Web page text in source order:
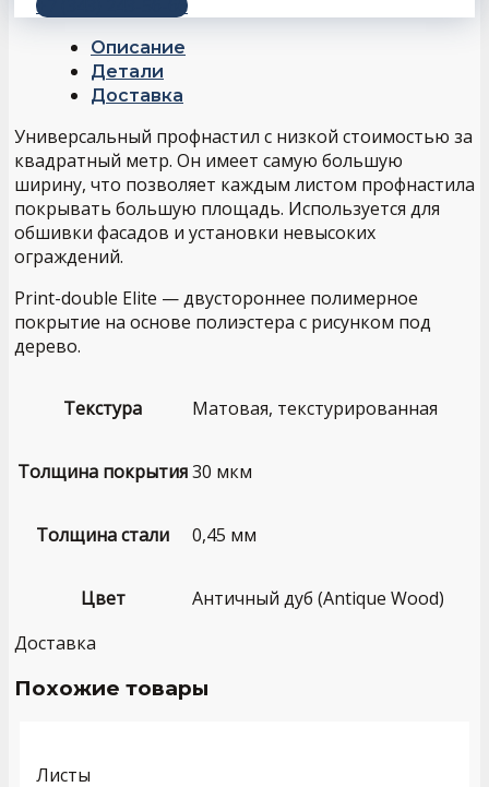
+7 (343) 243-56-66
Описание
Детали
Доставка
Универсальный профнастил с низкой стоимостью за
квадратный метр. Он имеет самую большую
ширину, что позволяет каждым листом профнастила
покрывать большую площадь. Используется для
обшивки фасадов и установки невысоких
ограждений.
Print-double Elite — двустороннее полимерное
покрытие на основе полиэстера с рисунком под
дерево.
Текстура Матовая, текстурированная
Толщина покрытия30 мкм
Толщина стали 0,45 мм
Цвет
Античный дуб (Antique Wood)
Доставка
Похожие товары
Листы